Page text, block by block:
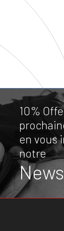
10%
en vous
notre